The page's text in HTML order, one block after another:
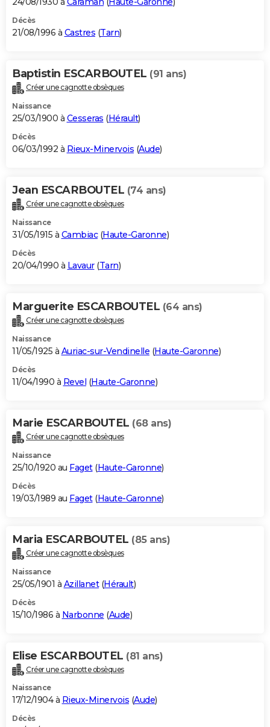
Décès
21/08/1996 à Castres (Tarn)
Baptistin ESCARBOUTEL (91 ans)
Créer une cagnotte obsèques
Naissance
25/03/1900 à Cesseras (Hérault)
Décès
06/03/1992 à Rieux-Minervois (Aude)
Jean ESCARBOUTEL (74 ans)
Créer une cagnotte obsèques
Naissance
31/05/1915 à Cambiac(Haute-Garonne)
Décès
20/04/1990 à Lavaur(Tarn)
Marguerite ESCARBOUTEL (64 ans)
Créer une cagnotte obsèques
Naissance
11/05/1925 à Auriac-sur-Vendinelle (Haute-Garonne)
Décès
11/04/1990 à Revel (Haute-Garonne)
Marie ESCARBOUTEL (68 ans)
Créer une cagnotte obsèques
Naissance
25/10/1920 au Faget(Haute-Garonne)
Décès
19/03/1989 au Faget(Haute-Garonne)
Maria ESCARBOUTEL (85 ans)
Créer une cagnotte obsèques
Naissance
25/05/1901 à Azillanet(Hérault)
Décès
15/10/1986 à Narbonne (Aude)
Elise ESCARBOUTEL (81 ans)
Créer une cagnotte obsèques
Naissance
17/12/1904 à Rieux-Minervois (Aude)
Décès